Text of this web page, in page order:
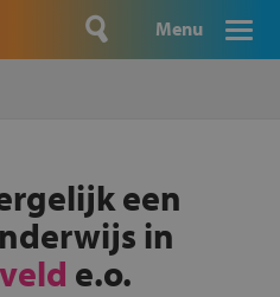
Menu
een
in
e.o.